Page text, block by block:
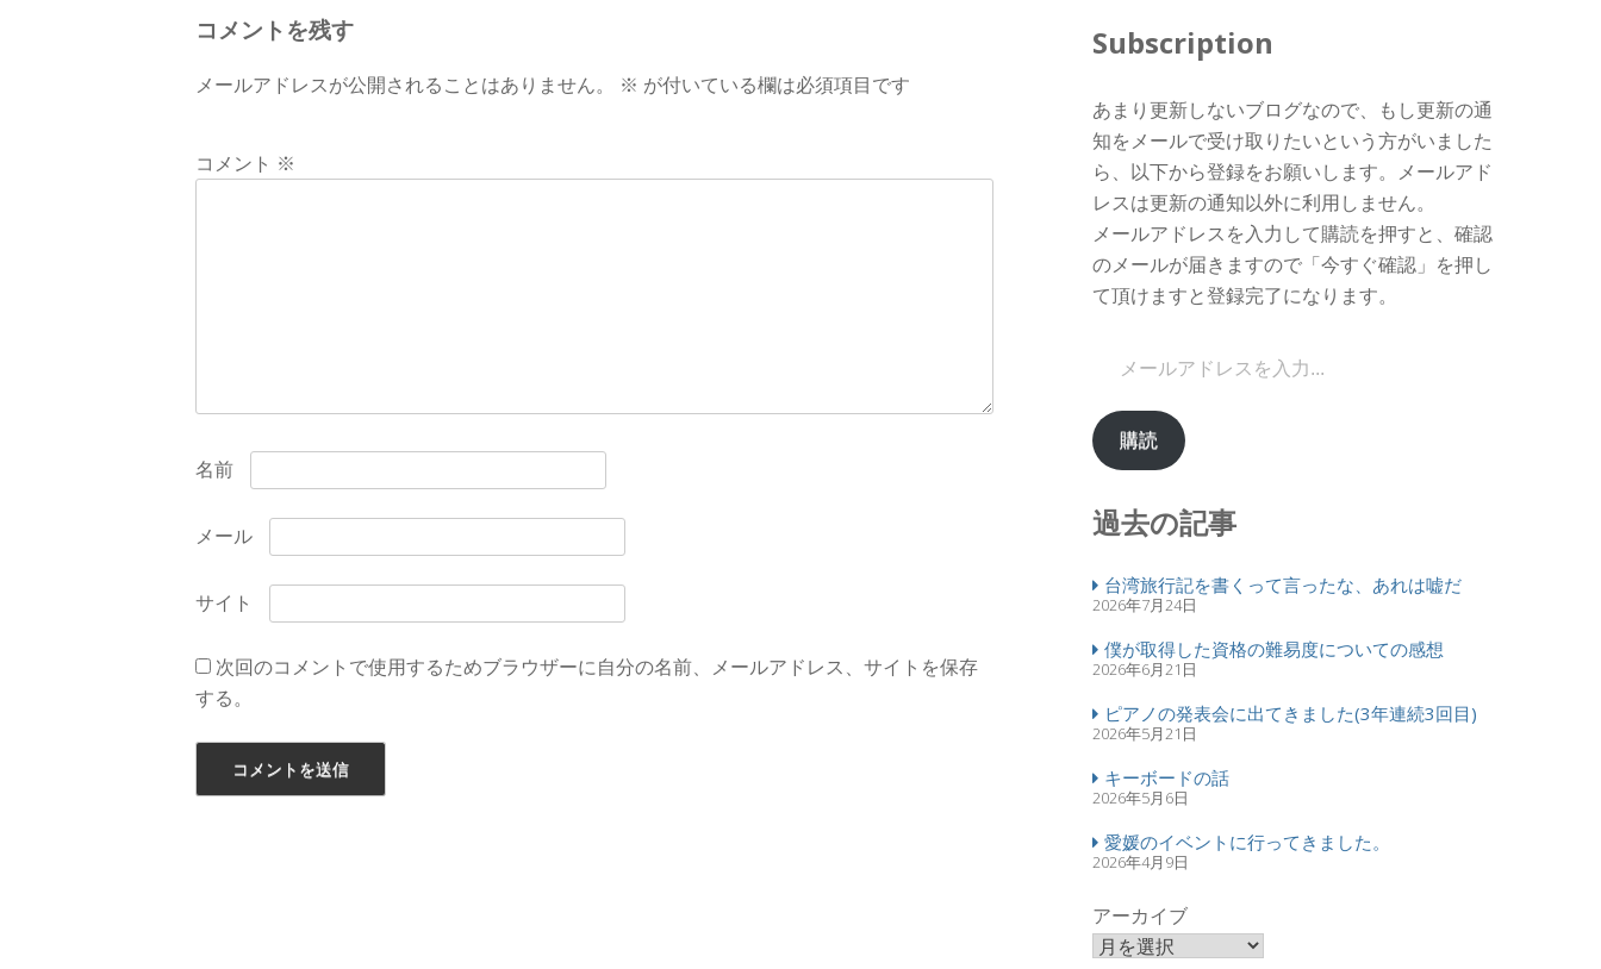
ナ
ー
コメントを残す
メールアドレスが公開されることはありません。 ※ が付いている欄は必須項目です
コメント ※
名前
メール
サイト
次回のコメントで使用するためブラウザーに自分の名前、メールアドレス、サイトを保存
する。
Subscription
あまり更新しないブログなので、もし更新の通
知をメールで受け取りたいという方がいました
ら、以下から登録をお願いします。メールアド
レスは更新の通知以外に利用しません。
メールアドレスを入力して購読を押すと、確認
のメールが届きますので「今すぐ確認」を押し
て頂けますと登録完了になります。
購読
過去の記事
台湾旅行記を書くって言ったな、あれは嘘だ
2026年7月24日
僕が取得した資格の難易度についての感想
2026年6月21日
ピアノの発表会に出てきました(3年連続3回目)
2026年5月21日
キーボードの話
2026年5月6日
愛媛のイベントに行ってきました。
2026年4月9日
アーカイブ